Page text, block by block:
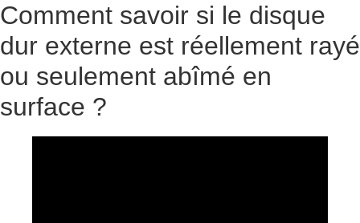
Comment savoir si le disque
dur externe est réellement rayé
ou seulement abîmé en
surface ?